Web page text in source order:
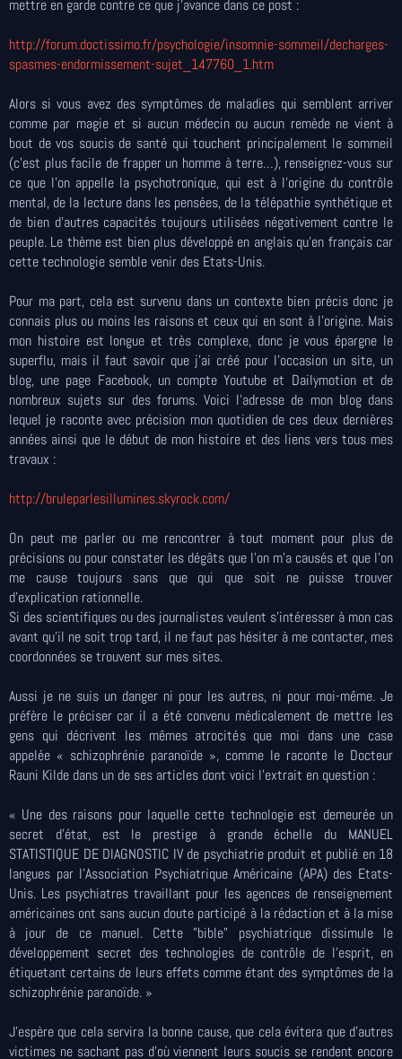
mettre en garde contre ce que j’avance dans ce post :
http://forum.doctissimo.fr/psychologie/insomnie-sommeil/decharges-
spasmes-endormissement-sujet_147760_1.htm
Alors si vous avez des symptômes de maladies qui semblent arriver
comme par magie et si aucun médecin ou aucun remède ne vient à
bout de vos soucis de santé qui touchent principalement le sommeil
(c’est plus facile de frapper un homme à terre…), renseignez-vous sur
ce que l’on appelle la psychotronique, qui est à l’origine du contrôle
mental, de la lecture dans les pensées, de la télépathie synthétique et
de bien d’autres capacités toujours utilisées négativement contre le
peuple. Le thème est bien plus développé en anglais qu’en français car
cette technologie semble venir des Etats-Unis.
Pour ma part, cela est survenu dans un contexte bien précis donc je
connais plus ou moins les raisons et ceux qui en sont à l’origine. Mais
mon histoire est longue et très complexe, donc je vous épargne le
superflu, mais il faut savoir que j’ai créé pour l’occasion un site, un
blog, une page Facebook, un compte Youtube et Dailymotion et de
nombreux sujets sur des forums. Voici l’adresse de mon blog dans
lequel je raconte avec précision mon quotidien de ces deux dernières
années ainsi que le début de mon histoire et des liens vers tous mes
travaux :
http://bruleparlesillumines.skyrock.com/
On peut me parler ou me rencontrer à tout moment pour plus de
précisions ou pour constater les dégâts que l’on m’a causés et que l’on
me cause toujours sans que qui que soit ne puisse trouver
d’explication rationnelle.
Si des scientifiques ou des journalistes veulent s’intéresser à mon cas
avant qu’il ne soit trop tard, il ne faut pas hésiter à me contacter, mes
coordonnées se trouvent sur mes sites.
Aussi je ne suis un danger ni pour les autres, ni pour moi-même. Je
préfère le préciser car il a été convenu médicalement de mettre les
gens qui décrivent les mêmes atrocités que moi dans une case
appelée « schizophrénie paranoïde », comme le raconte le Docteur
Rauni Kilde dans un de ses articles dont voici l’extrait en question :
« Une des raisons pour laquelle cette technologie est demeurée un
secret d'état, est le prestige à grande échelle du MANUEL
STATISTIQUE DE DIAGNOSTIC IV de psychiatrie produit et publié en 18
langues par l'Association Psychiatrique Américaine (APA) des Etats-
Unis. Les psychiatres travaillant pour les agences de renseignement
américaines ont sans aucun doute participé à la rédaction et à la mise
à jour de ce manuel. Cette "bible" psychiatrique dissimule le
développement secret des technologies de contrôle de l'esprit, en
étiquetant certains de leurs effets comme étant des symptômes de la
schizophrénie paranoïde. »
J’espère que cela servira la bonne cause, que cela évitera que d’autres
victimes ne sachant pas d’où viennent leurs soucis se rendent encore